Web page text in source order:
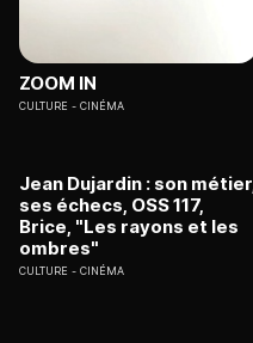
ZOOM IN
CULTURE CINÉMA
Jean Dujardin : son métier,
ses échecs, OSS 117,
Brice, "Les rayons et les
ombres"
CULTURE CINÉMA